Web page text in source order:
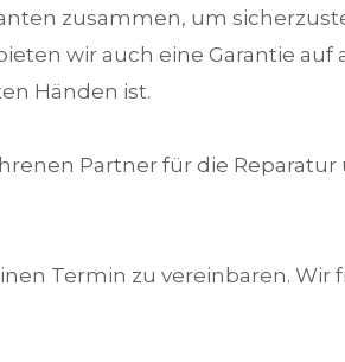
zusammen, um
wir auch eine Garantie
Händen ist.
Partner für die
Termin zu vereinbaren.